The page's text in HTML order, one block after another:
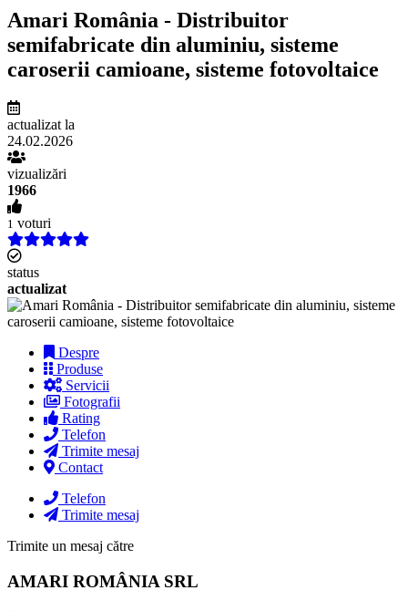
Amari România - Distribuitor
semifabricate din aluminiu, sisteme
caroserii camioane, sisteme fotovoltaice
actualizat la
24.02.2026
vizualizări
1966
1 voturi
status
actualizat
Despre
Produse
Servicii
Fotografii
Rating
Telefon
Trimite mesaj
Contact
Telefon
Trimite mesaj
Trimite un mesaj către
AMARI ROMÂNIA SRL